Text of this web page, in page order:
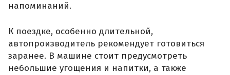
напоминаний.
К поездке, особенно длительной,
автопроизводитель рекомендует готовиться
заранее. В машине стоит предусмотреть
небольшие угощения и напитки, а также